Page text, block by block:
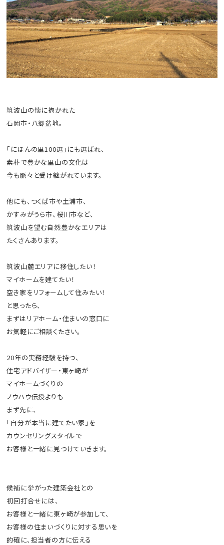
筑波山の懐に抱かれた
石岡市・八郷盆地。
「にほんの里100選」にも選ばれ、
素朴で豊かな里山の文化は
今も脈々と受け継がれています。
他にも、つくば市や土浦市、
かすみがうら市、桜川市など、
筑波山を望む自然豊かなエリアは
たくさんあります。
筑波山麓エリアに移住したい！
マイホームを建てたい！
空き家をリフォームして住みたい！
と思ったら、
まずはリアホーム・住まいの窓口に
お気軽にご相談くたさい。
20年の実務経験を持つ、
住宅アドバイザー・東ヶ崎が
マイホームづくりの
ノウハウ伝授よりも
まず先に、
「自分が本当に建てたい家」を
カウンセリングスタイルで
お客様と一緒に見つけていきます。
候補に挙がった建築会社との
初回打合せには、
お客様と一緒に東ヶ崎が参加して、
お客様の住まいづくりに対する思いを
的確に、担当者の方に伝える